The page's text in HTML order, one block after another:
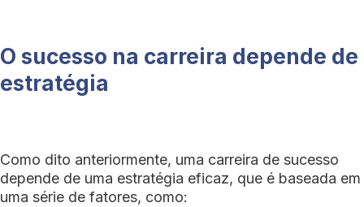
O sucesso na carreira depende de
estratégia
Como dito anteriormente, uma carreira de sucesso
depende de uma estratégia eficaz, que é baseada em
uma série de fatores, como: